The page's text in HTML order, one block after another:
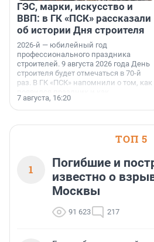
ГЭС, марки, искусство и
ВВП: в ГК «ПСК» рассказали
об истории Дня строителя
2026-й — юбилейный год
профессионального праздника
строителей. 9 августа 2026 года День
строителя будет отмечаться в 70-й
раз. В ГК «ПСК» напомнили о том, как
поменялась роль строительства.
7 августа, 16:20
ТОП 5
1
Погибшие и
известно о
Москвы
91 623 217